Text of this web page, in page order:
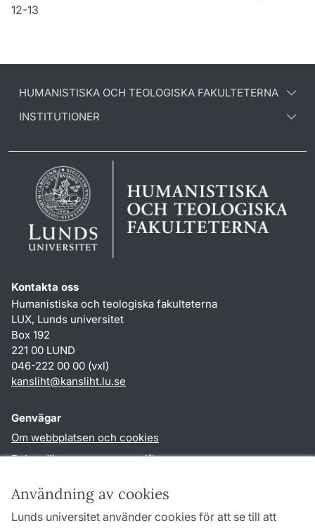
Användning av cookies
Lunds universitet använder cookies för att se till att
12-13
HUMANISTISKA OCH TEOLOGISKA FAKULTETERNA
INSTITUTIONER
Kontakta oss
Humanistiska och teologiska fakulteterna
LUX, Lunds universitet
Box 192
221 00 LUND
046-222 00 00 (vxl)
kansliht@kansliht.lu.se
Genvägar
Om webbplatsen och cookies
Behandling av personuppgifter
TYPO3-login